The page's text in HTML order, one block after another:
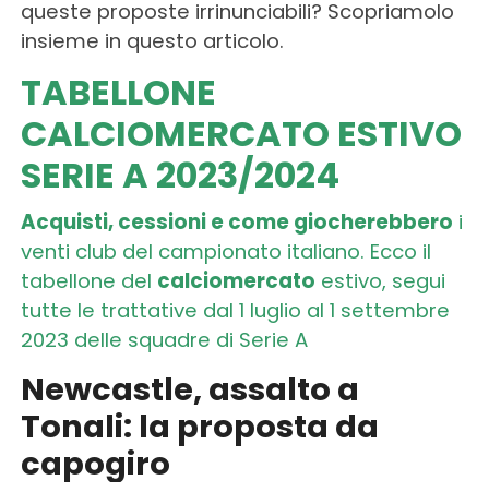
queste proposte irrinunciabili? Scopriamolo
insieme in questo articolo.
TABELLONE
CALCIOMERCATO ESTIVO
SERIE A 2023/2024
Acquisti, cessioni e come giocherebbero i
venti club del campionato italiano. Ecco il
tabellone del calciomercato estivo, segui
tutte le trattative dal 1 luglio al 1 settembre
2023 delle squadre di Serie A
Newcastle, assalto a
Tonali: la proposta da
capogiro